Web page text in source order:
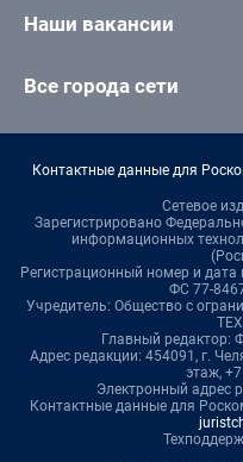
Наши вакансии
Все города сети
Контактные данные для
Сетевое
Зарегистрировано
информационных
Регистрационный номер и
ФС 77-
Учредитель: Общество с
Главный редактор:
Адрес редакции: 454091, г.
этаж,
Электронный адрес
Контактные данные для